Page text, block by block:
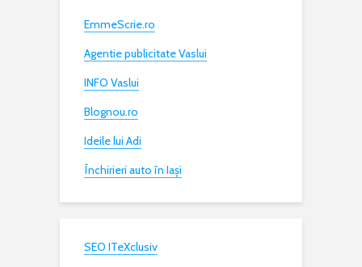
EmmeScrie.ro
Agentie publicitate Vaslui
INFO Vaslui
Blognou.ro
Ideile lui Adi
Închirieri auto în Iași
SEO ITeXclusiv